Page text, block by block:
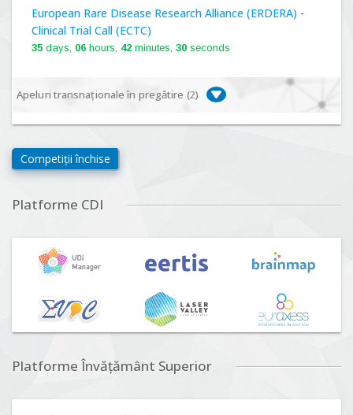
European Rare Disease Research Alliance (ERDERA) -
Clinical Trial Call (ECTC)
35 days, 06 hours, 42 minutes, 29 seconds
Apeluri transnaționale în pregătire (2)
biodiversitate, consecințe socio-ecologice și traiectorii
viitoare", Competiția 2026
n°5 (DUT-2026)
Lansare:01 Septembrie 2026
Competiții închise
Platforme CDI
Platforme Învățământ Superior